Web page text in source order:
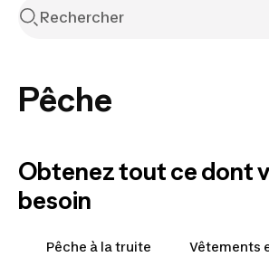
Pêche
Obtenez tout ce dont
besoin
Pêche à la truite
Vêtements